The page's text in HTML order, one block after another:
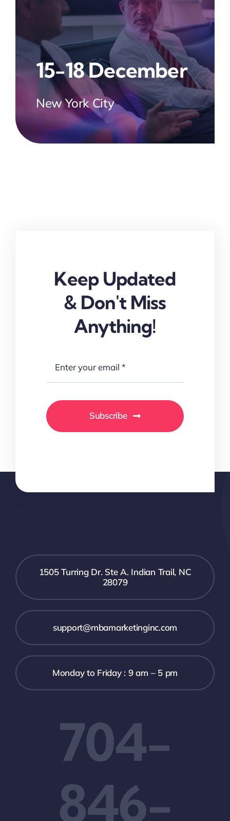
15-18 December
New York City
Keep Updated
& Don't Miss
Anything!
Subscribe
1505 Turring Dr. Ste A. Indian Trail, NC
28079
support@mbamarketinginc.com
Monday to Friday : 9 am – 5 pm
704-
846-